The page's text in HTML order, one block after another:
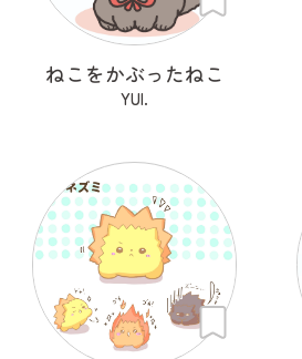
ねこをかぶったねこ
YUI.